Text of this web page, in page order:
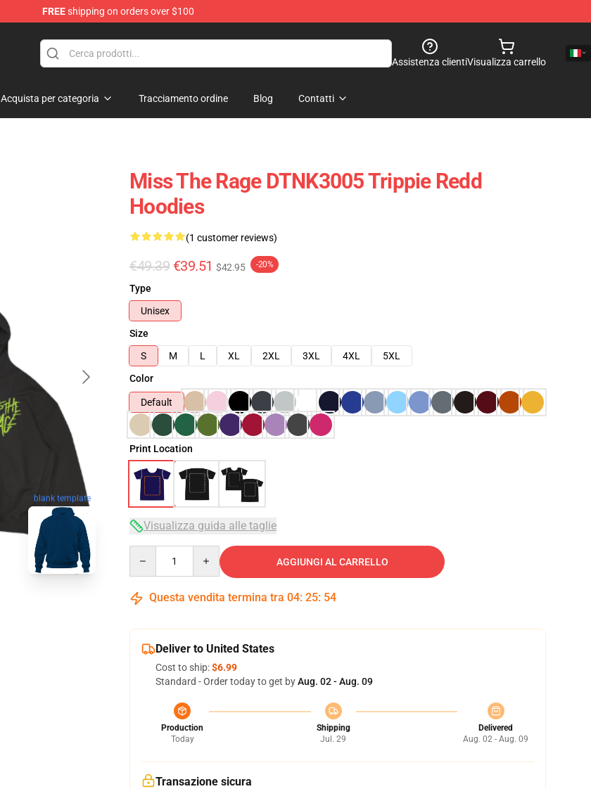
FREEshipping on orders over $100
Assistenza clientiVisualizza carrello
Acquista per categoria Tracciamento ordine Blog Contatti
blank template
Miss The Rage DTNK3005 Trippie Redd
Hoodies
(1 customer reviews)
€49.39 €39.51 $42.95 -20%
Type
Unisex
Size
S
M L XL 2XL 3XL 4XL
5XL
Color
Default
Print Location
Visualizza guida alle taglie
AGGIUNGI AL CARRELLO
Questa vendita termina tra 04: 25: 53
Deliver to United States
Cost to ship:$6.99
Standard - Order today to get byAug. 02 - Aug. 09
Production
Today
Shipping
Jul. 29
Delivered
Aug. 02 - Aug. 09
Transazione sicura